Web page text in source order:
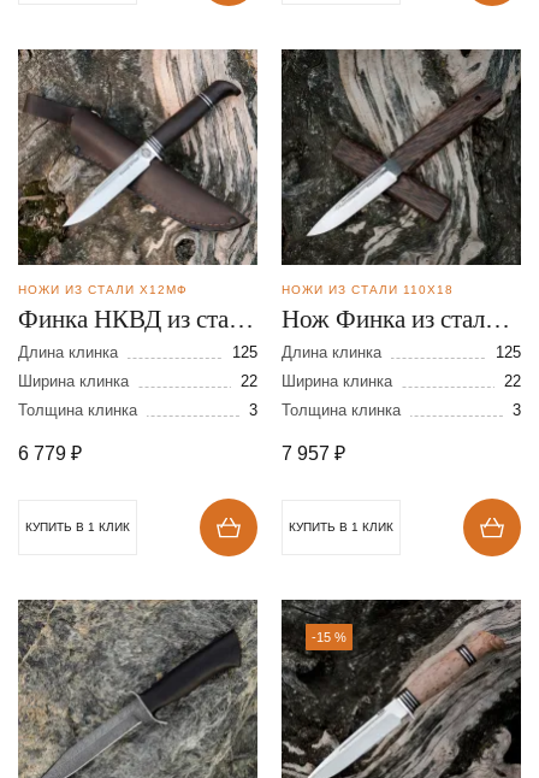
НОЖИ ИЗ СТАЛИ Х12МФ
Финка НКВД из стали
Х12МФ
Длина клинка
125
Ширина клинка
22
Толщина клинка
3
6 779 ₽
КУПИТЬ В 1 КЛИК
НОЖИ ИЗ СТАЛИ 110Х18
Нож Финка из стали
110Х18
Длина клинка
125
Ширина клинка
22
Толщина клинка
3
7 957 ₽
КУПИТЬ В 1 КЛИК
-15 %